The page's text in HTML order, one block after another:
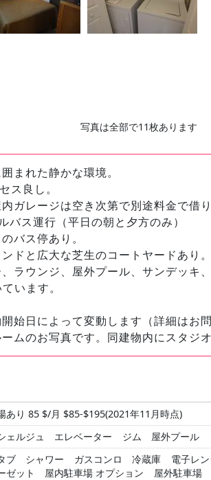
写真は全部で11枚あります
まれた静かな環境。
ス良し。
ガレージは空き次第で別途料金で借り
ス運行（平日の朝と夕方のみ）
バス停あり。
ドと広大な芝生のコートヤードあり。
ラウンジ、屋外プール、サンデッキ
います。
始日によって変動します（詳細はお
ムのお写真です。同建物内にスタジ
あり 85 $/月 $85-$195(2021年11月時点)
ェルジュ エレベーター ジム 屋外プール
ブ シャワー ガスコンロ 冷蔵庫 電子レ
ゼット
屋内駐車場 オプション 屋外駐車場